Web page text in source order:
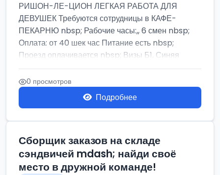
РИШОН-ЛЕ-ЦИОН ЛЕГКАЯ РАБОТА ДЛЯ
ДЕВУШЕК Требуются сотрудницы в КАФЕ-
ПЕКАРНЮ nbsp; Рабочие часы:,, 6 смен nbsp;
Оплата: от 40 шек час Питание есть nbsp;
Проезд оплачивается nbsp; Визы Б1, Синяя
бумага,...
0 просмотров
Подробнее
Сборщик заказов на складе
сэндвичей mdash; найди своё
место в дружной команде!